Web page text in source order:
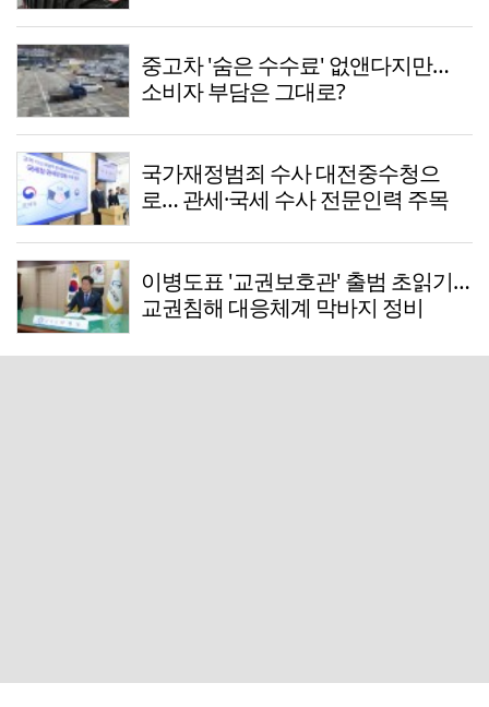
중고차 '숨은 수수료' 없앤다지만…
소비자 부담은 그대로?
국가재정범죄 수사 대전중수청으
로… 관세·국세 수사 전문인력 주목
이병도표 '교권보호관' 출범 초읽기…
교권침해 대응체계 막바지 정비